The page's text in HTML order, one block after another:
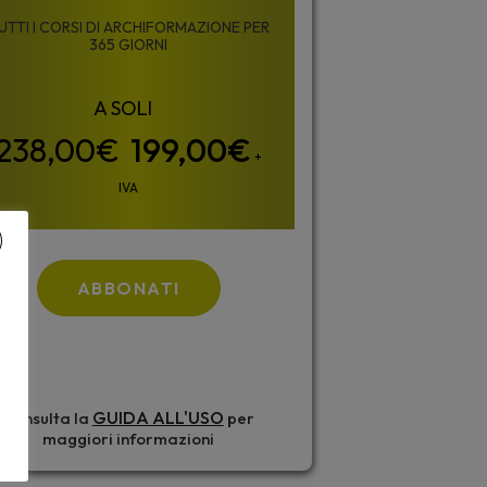
I CORSI DI ARCHIFORMAZIONE PER
365 GIORNI
199,00€ +
IVA
ABBONATI
Consulta la GUIDA ALL'USO per
maggiori informazioni